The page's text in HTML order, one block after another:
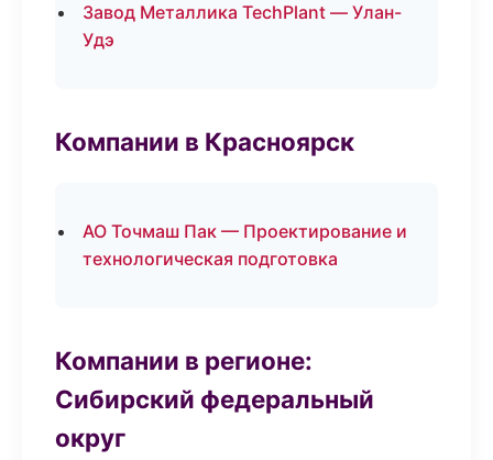
Завод Металлика TechPlant — Улан-
Удэ
Компании в Красноярск
АО Точмаш Пак — Проектирование и
технологическая подготовка
Компании в регионе:
Сибирский федеральный
округ